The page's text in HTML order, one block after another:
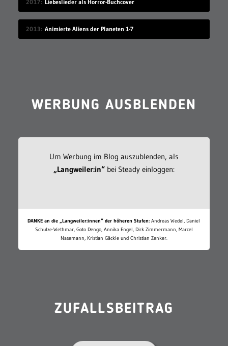
2017 Liebeslieder als Horror-Buchcover
2013 Animierte Aliens der Planeten 1-7
WERBUNG AUSBLENDEN
Um Werbung im Blog auszublenden, als
„Langweiler:in“bei Steady einloggen:
DANKE an die „Langweiler:innen“ der höheren Stufen: Andreas Wedel, Daniel
Schulze-Wethmar, Goto Dengo, Annika Engel, Dirk Zimmermann, Marcel
Nasemann, Kristian Gäckle und Christian Zenker.
ZUFALLSBEITRAG